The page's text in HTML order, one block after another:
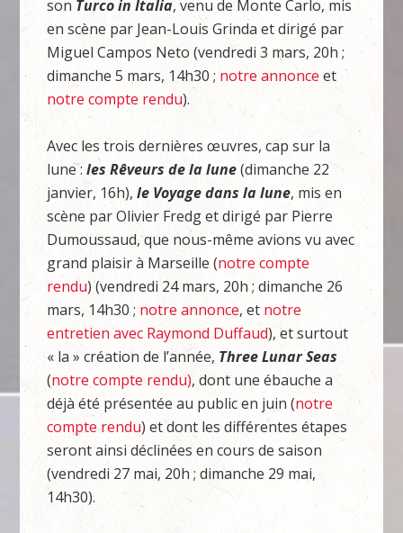
son Turco in Italia, venu de Monte Carlo, mis
en scène par Jean-Louis Grinda et dirigé par
Miguel Campos Neto (vendredi 3 mars, 20h ;
dimanche 5 mars, 14h30 ; notre annonce et
notre compte rendu).
Avec les trois dernières œuvres, cap sur la
lune :les Rêveurs de la lune(dimanche 22
janvier, 16h),le Voyage dans la lune, mis en
scène par Olivier Fredg et dirigé par Pierre
Dumoussaud, que nous-même avions vu avec
grand plaisir à Marseille (notre compte
rendu) (vendredi 24 mars, 20h ; dimanche 26
mars, 14h30 ;notre annonce, et notre
entretien avec Raymond Duffaud), et surtout
« la » création de l’année, Three Lunar Seas
(notre compte rendu), dont une ébauche a
déjà été présentée au public en juin (notre
compte rendu) et dont les différentes étapes
seront ainsi déclinées en cours de saison
(vendredi 27 mai, 20h ; dimanche 29 mai,
14h30).